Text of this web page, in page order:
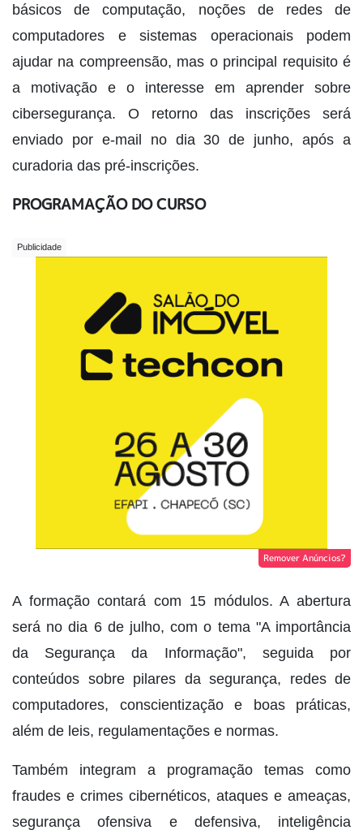
básicos de computação, noções de redes de
computadores e sistemas operacionais podem
ajudar na compreensão, mas o principal requisito é
a motivação e o interesse em aprender sobre
cibersegurança. O retorno das inscrições será
enviado por e-mail no dia 30 de junho, após a
curadoria das pré-inscrições.
PROGRAMAÇÃO DO CURSO
Remover Anúncios?
A formação contará com 15 módulos. A abertura
será no dia 6 de julho, com o tema "A importância
da Segurança da Informação", seguida por
conteúdos sobre pilares da segurança, redes de
computadores, conscientização e boas práticas,
além de leis, regulamentações e normas.
Também integram a programação temas como
fraudes e crimes cibernéticos, ataques e ameaças,
segurança ofensiva e defensiva, inteligência